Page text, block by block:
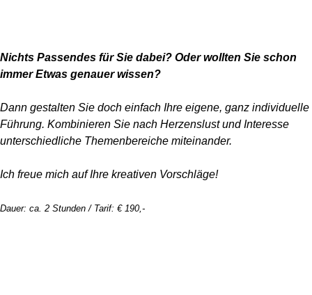
Nichts Passendes für Sie dabei? Oder wollten Sie schon
immer Etwas genauer wissen?
Dann gestalten Sie doch einfach Ihre eigene, ganz individuelle
Führung. Kombinieren Sie nach Herzenslust und Interesse
unterschiedliche Themenbereiche miteinander.
Ich freue mich auf Ihre kreativen Vorschläge!
Dauer: ca. 2 Stunden / Tarif: € 190,-